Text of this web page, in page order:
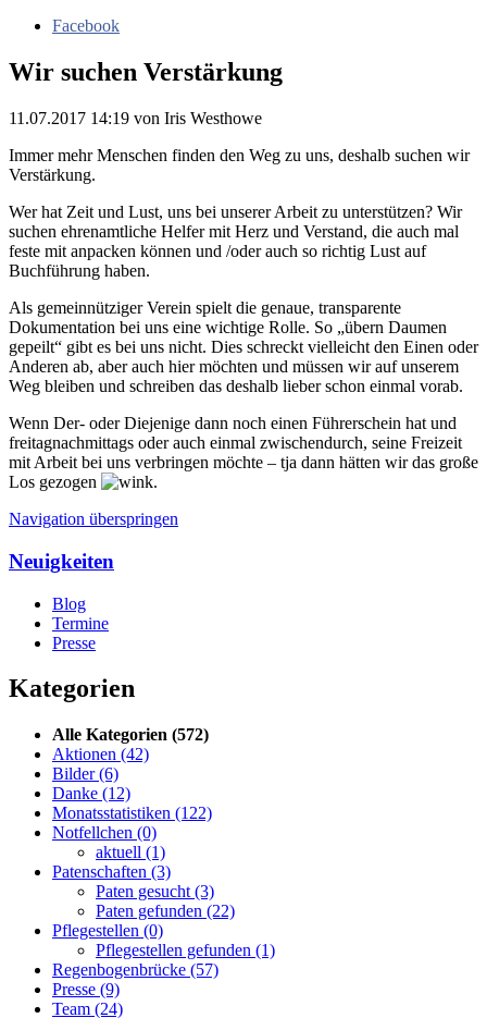
Facebook
Wir suchen Verstärkung
11.07.2017 14:19 von Iris Westhowe
Immer mehr Menschen finden den Weg zu uns, deshalb suchen wir
Verstärkung.
Wer hat Zeit und Lust, uns bei unserer Arbeit zu unterstützen? Wir
suchen ehrenamtliche Helfer mit Herz und Verstand, die auch mal
feste mit anpacken können und /oder auch so richtig Lust auf
Buchführung haben.
Als gemeinnütziger Verein spielt die genaue, transparente
Dokumentation bei uns eine wichtige Rolle. So „übern Daumen
gepeilt“ gibt es bei uns nicht. Dies schreckt vielleicht den Einen oder
Anderen ab, aber auch hier möchten und müssen wir auf unserem
Weg bleiben und schreiben das deshalb lieber schon einmal vorab.
Wenn Der- oder Diejenige dann noch einen Führerschein hat und
freitagnachmittags oder auch einmal zwischendurch, seine Freizeit
mit Arbeit bei uns verbringen möchte – tja dann hätten wir das große
Los gezogen
.
Navigation überspringen
Neuigkeiten
Blog
Termine
Presse
Kategorien
Alle Kategorien (572)
Aktionen (42)
Bilder (6)
Danke (12)
Monatsstatistiken (122)
Notfellchen (0)
aktuell (1)
Patenschaften (3)
Paten gesucht (3)
Paten gefunden (22)
Pflegestellen (0)
Pflegestellen gefunden (1)
Regenbogenbrücke (57)
Presse (9)
Team (24)